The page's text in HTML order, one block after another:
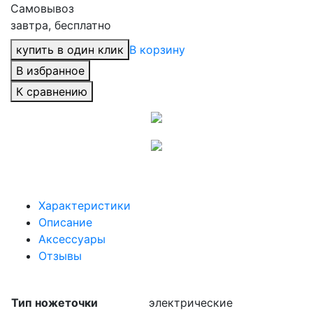
Самовывоз
завтра, бесплатно
купить в один клик В корзину
В избранное
К сравнению
Характеристики
Описание
Аксессуары
Отзывы
Тип ножеточки электрические